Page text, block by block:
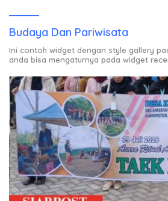
Budaya Dan Pariwisata
Ini contoh widget dengan style gallery
anda bisa mengaturnya pada widget